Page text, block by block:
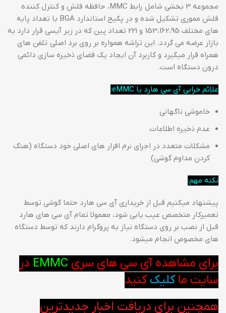
مجموعه 3 بخشی شامل رابط MMC، حافظه فلش و کنترل کننده
فلش مموری تشکیل شده و در پکیج استاندارد BGA با تعداد پایه
های مختلف 153،162،95 و 221 تعداد پین که در زیر آیسی قرار دارد به
بازار عرضه می گردد. این تراشه همواره بر روی برد اصلی تلفن های
همراه قرار میگیرد و کاربرد آن ایجاد یک فضای ذخیره سازی دائمی
درون دستگاه است.
علاِئم خرابی آی سی هارد یا eMMC:
خاموشی ناگهانی
عدم ذخیره اطلاعات
مشکلات متعدد در اجرای نرم افزار های اصلی خود دستگاه (هنگ
کردن مداوم گوشی)
نکته مهم:
پیشنهاد میکنیم قبل از خریداری آی سی هارد حتما گوشی توسط
تعمیرکار متخصص عیب یابی شود، معمولا تمام آی سی های هارد
قبل از نصب بر روی دستگاه نیاز به پروگرام دارند که توسط دستگاه
های مخصوص انجام میشود.
برای مشاهده آی سی های سری EMMC در
سایت ماکلیک کنید
همچنین برای دریافت اخبار جدیدترین